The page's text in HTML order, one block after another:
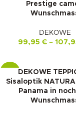
Prestige
DEKOWE
99,95 € –
DEKOWE
Sisaloptik
Panama in